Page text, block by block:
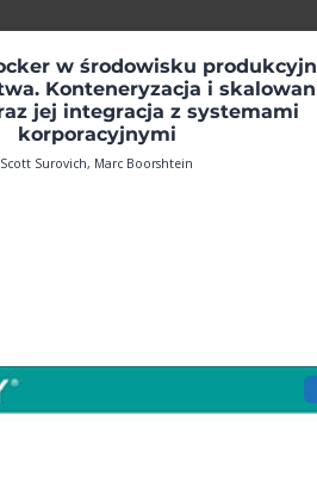
w środowisku
Konteneryzacja i
jej integracja z systemami
korporacyjnymi
Scott Surovich, Marc Boorshtein